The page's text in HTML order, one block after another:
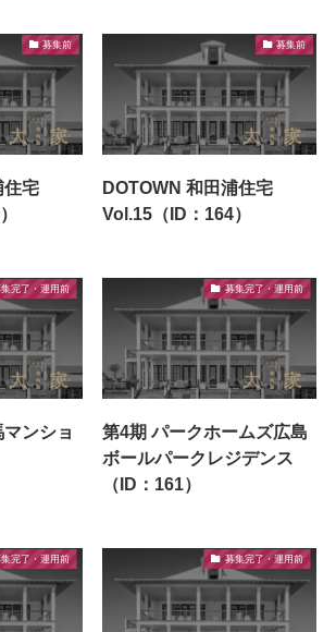
募集前
住宅
募集前
DOTOWN 和田浦住宅
Vol.15（ID：164）
完了・運用前
ンショ
募集完了・運用前
第4期 パークホームズ広島
ボールパークレジデンス
（ID：161）
完了・運用前 募集完了・運用前